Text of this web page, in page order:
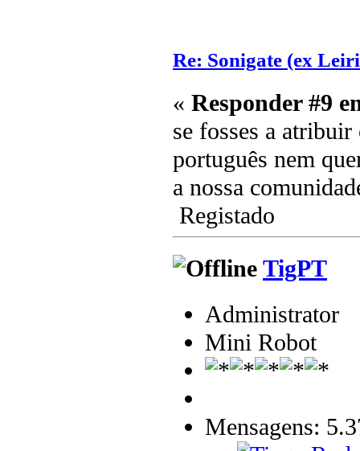
Re: Sonigate (ex
« Responder #9
se fosses a
português nem
a nossa
Registado
TigPT
Administrator
Mini Robot
Mensagens: